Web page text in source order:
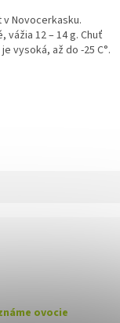
Novocerkasku.
vážia 12 – 14 g. Chuť
vysoká, až do -25 C°.
ovocie